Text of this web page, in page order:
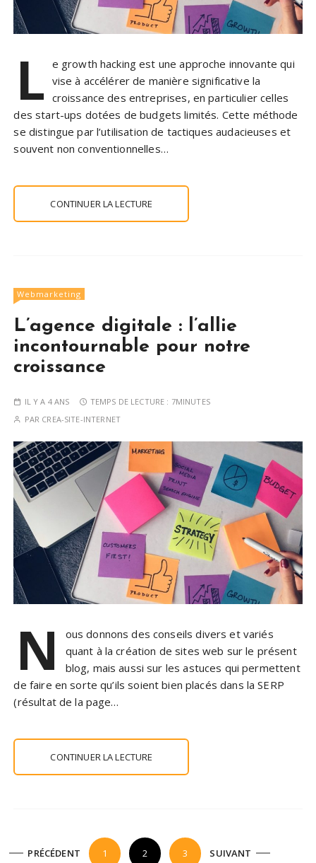
L e growth hacking est une approche innovante qui
vise à accélérer de manière significative la
croissance des entreprises, en particulier celles
des start-ups dotées de budgets limités. Cette méthode
se distingue par l’utilisation de tactiques audacieuses et
souvent non conventionnelles…
CONTINUER LA LECTURE
Webmarketing
L’agence digitale : l’allie
incontournable pour notre
croissance
IL Y A 4 ANS TEMPS DE LECTURE : 7MINUTES
PAR CREA-SITE-INTERNET
N
ous donnons des conseils divers et variés
quant à la création de sites web sur le présent
blog, mais aussi sur les astuces qui permettent
de faire en sorte qu’ils soient bien placés dans la SERP
(résultat de la page…
CONTINUER LA LECTURE
PRÉCÉDENT 1 2 3 SUIVANT